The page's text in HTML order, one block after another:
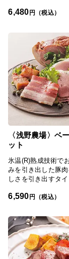
ーフにした、かりん
届けします。
6,480 円（税込）
〈浅野農場〉ベ
ット
氷温(R)熟成技術で
みを引き出した豚
しさを引き出すタイ
とベーコンのセット
べをお楽しみくだ
6,590円（税込）